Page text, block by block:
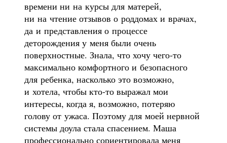
времени ни на курсы для матерей,
ни на чтение отзывов о роддомах и врачах,
да и представления о процессе
деторождения у меня были очень
поверхностные. Знала, что хочу чего-то
максимально комфортного и безопасного
для ребенка, насколько это возможно,
и хотела, чтобы кто-то выражал мои
интересы, когда я, возможно, потеряю
голову от ужаса. Поэтому для моей нервной
системы доула стала спасением. Маша
профессионально сориентировала меня